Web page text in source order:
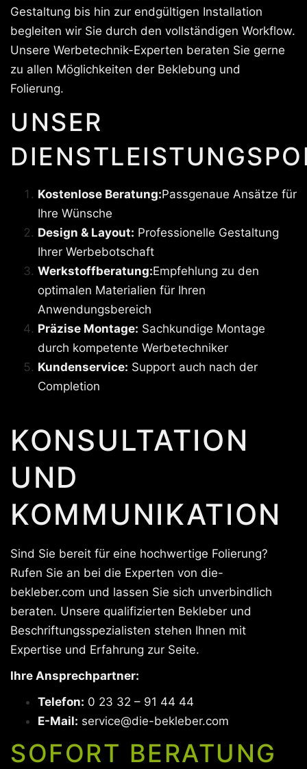
Gestaltung bis hin zur endgültigen Installation
begleiten wir Sie durch den vollständigen Workflow.
Unsere Werbetechnik-Experten beraten Sie gerne
zu allen Möglichkeiten der Beklebung und
Folierung.
UNSER
Kostenlose Beratung:Passgenaue Ansätze für
Ihre Wünsche
Design & Layout: Professionelle Gestaltung
Ihrer Werbebotschaft
Werkstoffberatung:Empfehlung zu den
optimalen Materialien für Ihren
Anwendungsbereich
Präzise Montage: Sachkundige Montage
durch kompetente Werbetechniker
Kundenservice: Support auch nach der
Completion
KONSULTATION
UND
KOMMUNIKATION
Sind Sie bereit für eine hochwertige Folierung?
Rufen Sie an bei die Experten von die-
bekleber.com und lassen Sie sich unverbindlich
beraten. Unsere qualifizierten Bekleber und
Beschriftungsspezialisten stehen Ihnen mit
Expertise und Erfahrung zur Seite.
Ihre Ansprechpartner:
Telefon: 0 23 32 – 91 44 44
E-Mail: service@die-bekleber.com
SOFORT BERATUNG